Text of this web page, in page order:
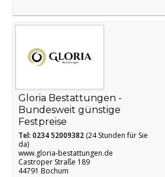
Gloria Bestattungen -
Bundesweit günstige
Festpreise
Tel: 0234 52009382 (24 Stunden für Sie
da)
www.gloria-bestattungen.de
Castroper Straße 189
44791 Bochum